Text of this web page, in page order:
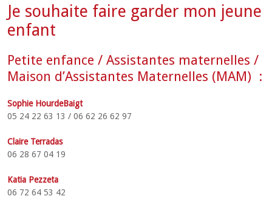
Je souhaite faire garder mon jeune
enfant
Petite enfance / Assistantes maternelles /
Maison d’Assistantes Maternelles (MAM) :
Sophie HourdeBaigt
05 24 22 63 13 / 06 62 26 62 97
Claire Terradas
06 28 67 04 19
Katia Pezzeta
06 72 64 53 42